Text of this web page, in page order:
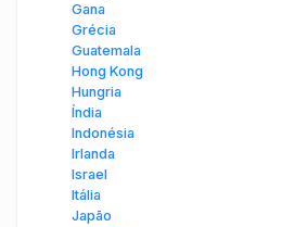
Gana
Grécia
Guatemala
Hong Kong
Hungria
Índia
Indonésia
Irlanda
Israel
Itália
Japão